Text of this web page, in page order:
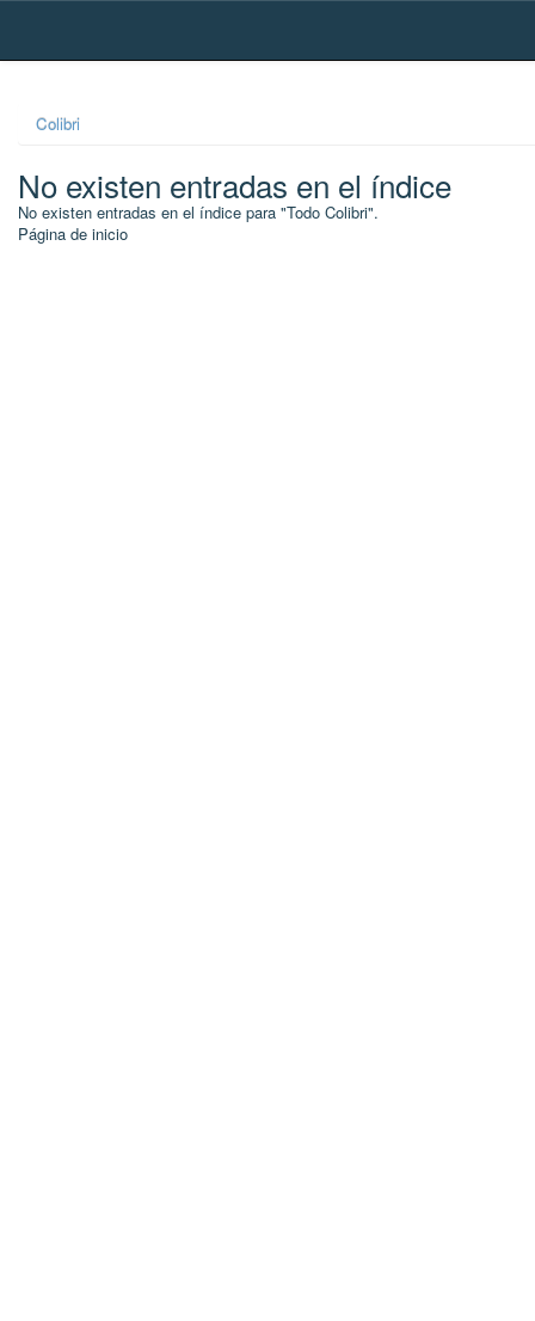
Skip
Colibri
No existen entradas en el índice
No existen entradas en el índice para "Todo Colibri".
Página de inicio